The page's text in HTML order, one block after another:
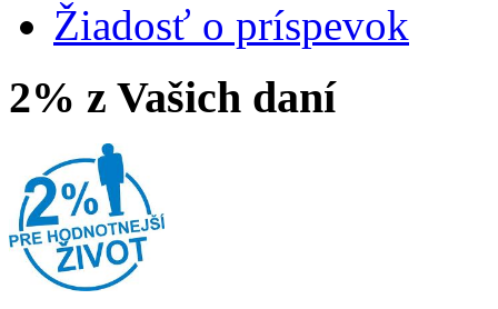
Žiadosť o príspevok
2% z Vašich daní